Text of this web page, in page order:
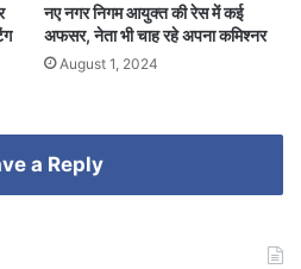
नए नगर निगम आयुक्त की रेस में कई
अफसर, नेता भी चाह रहे अपना कमिश्नर
August 1, 2024
a Reply